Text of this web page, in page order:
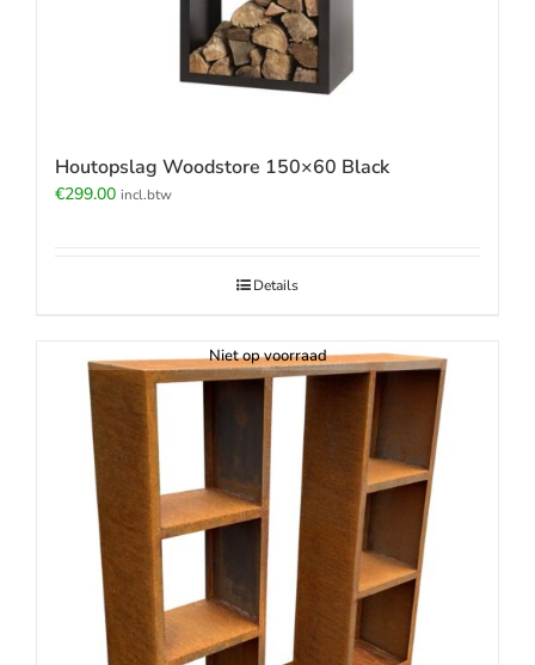
Houtopslag Woodstore 150×60 Black
€299.00 incl.btw
Details
Niet op voorraad